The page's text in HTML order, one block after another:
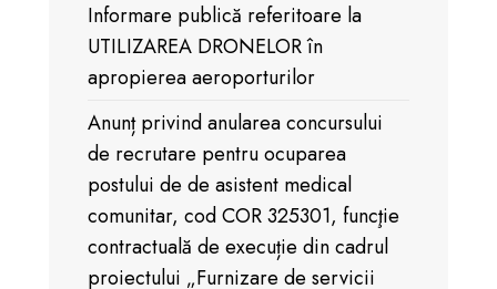
Informare publică referitoare la
UTILIZAREA DRONELOR în
apropierea aeroporturilor
Anunț privind anularea concursului
de recrutare pentru ocuparea
postului de de asistent medical
comunitar, cod COR 325301, funcţie
contractuală de execuție din cadrul
proiectului „Furnizare de servicii